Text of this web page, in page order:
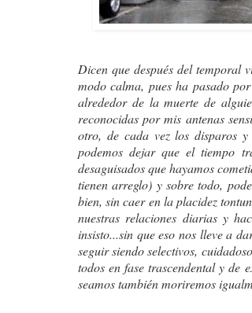
Dicen que después del temporal
modo calma, pues ha pasado
alrededor de la muerte de
reconocidas por mis antenas
otro, de cada vez los disparos
podemos dejar que el tiempo
desaguisados que hayamos
tienen arreglo) y sobre todo,
bien, sin caer en la placidez
nuestras relaciones diarias y
insisto...sin que eso nos lleve a
seguir siendo selectivos,
todos en fase trascendental y
seamos también moriremos